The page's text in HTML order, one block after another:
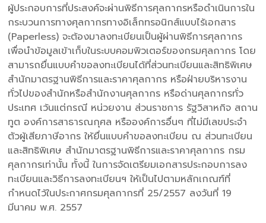
ผู้ประกอบการที่ประสงค์จะผ่านพิธีการศุลกากรหรือดำเนินการใน
กระบวนการทางศุลกากรทางอิเล็กทรอนิกส์แบบไร้เอกสาร
(Paperless) จะต้องมาลงทะเบียนเป็นผู้ผ่านพิธีการศุลกากร
เพื่อนำข้อมูลเข้าเก็บในระบบคอมพิวเตอร์ของกรมศุลกากร โดย
สามารถยื่นแบบคำขอลงทะเบียนได้ที่ส่วนทะเบียนและสิทธิพิเศษ
สำนักมาตรฐานพิธีการและราคาศุลกากร หรือฝ่ายบริหารงาน
ทั่วไปของสำนักหรือสำนักงานศุลกากร หรือด่านศุลกากรทั่ว
ประเทศ เว้นแต่กรณี หน่วยงาน ส่วนราชการ รัฐวิสาหกิจ สถาน
ทูต องค์การสาธารณกุศล หรือองค์การอื่นๆ ที่ไม่มีเลขประจำ
ตัวผู้เสียภาษีอากร ให้ยื่นแบบคำขอลงทะเบียน ณ ส่วนทะเบียน
และสิทธิพิเศษ สำนักมาตรฐานพิธีการและราคาศุลกากร กรม
ศุลกากรเท่านั้น ทั้งนี้ ในการจัดเตรียมเอกสารประกอบการลง
ทะเบียนและวิธีการลงทะเบียนฯ ให้เป็นไปตามหลักเกณฑ์ที่
กำหนดไว้ในประกาศกรมศุลกากรที่ 25/2557 ลงวันที่ 19
มีนาคม พ.ศ. 2557